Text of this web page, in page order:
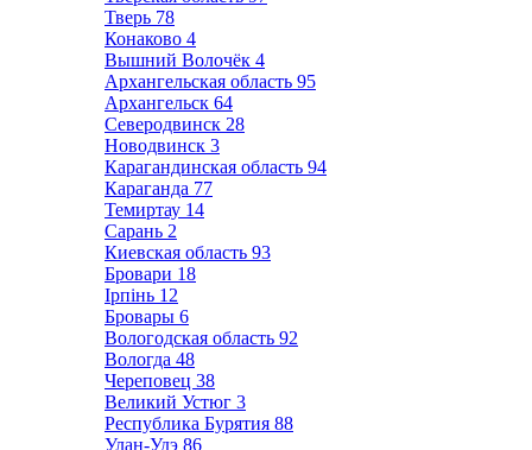
Тверь 78
Конаково 4
Вышний Волочёк 4
Архангельская область 95
Архангельск 64
Северодвинск 28
Новодвинск 3
Карагандинская область 94
Караганда 77
Темиртау 14
Сарань 2
Киевская область 93
Бровари 18
Ірпінь 12
Бровары 6
Вологодская область 92
Вологда 48
Череповец 38
Великий Устюг 3
Республика Бурятия 88
Улан-Удэ 86